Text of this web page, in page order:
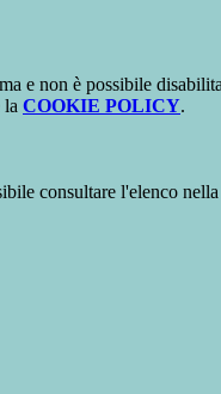
e non è possibile
la COOKIE POLICY.
consultare l'elenco